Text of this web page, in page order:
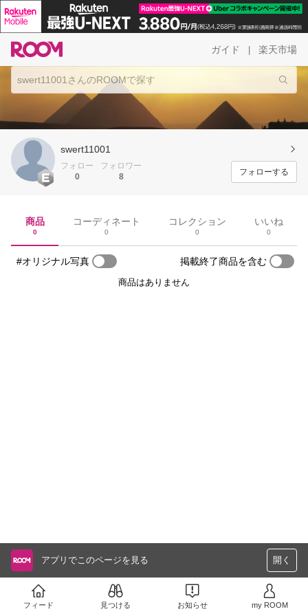
ガイド 楽天市場
swert11001
フォロー
0
フォロワー
8
フォローする
商品
0
コーディネート
0
コレクション
0
いいね
0
#オリジナル写真 掲載終了商品を含む
商品はありません
アプリでこのページを見る 開く
フィード 見つける お知らせ my ROOM